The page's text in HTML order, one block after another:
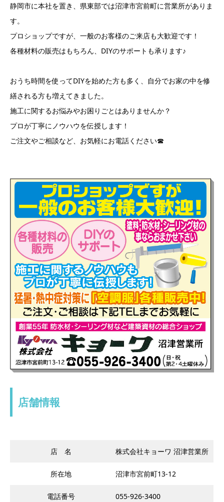
静岡市に本社を置き、県東部では沼津市宮前町に営業所がありま
す。
プロショップですが、一般のお客様のご来店も大歓迎です！
各種材料の販売はもちろん、DIYのサポートも承ります♪
おうち時間を使ってDIYを始めた方も多く、自分でお家の中を修
繕される方も増えてきました。
施工に関するお悩みやお困りごとはありませんか？
プロが丁寧にノウハウを伝授します！
ご注文やご相談など、お気軽にお電話ください☎
店舗情報
店 名 株式会社キョーワ 沼津営業所
所在地 沼津市宮前町13-12
電話番号 055-926-3400